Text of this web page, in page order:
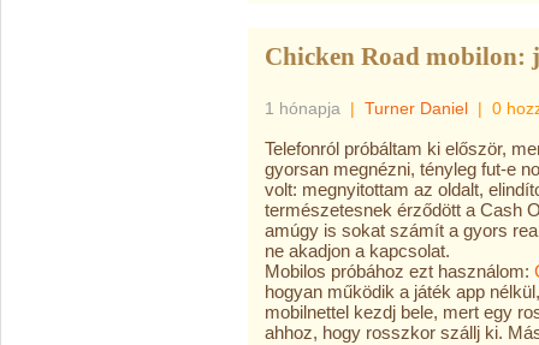
Chicken Road mobilon:
1 hónapja | Turner Daniel | 0
Telefonról próbáltam ki először,
gyorsan megnézni, tényleg fut-e
volt: megnyitottam az oldalt,
természetesnek érződött a Cash
amúgy is sokat számít a gyors
ne akadjon a kapcsolat.
Mobilos próbához ezt használom:
hogyan működik a játék app
mobilnettel kezdj bele, mert egy
ahhoz, hogy rosszkor szállj ki.